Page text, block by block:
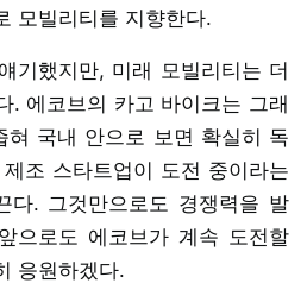
모빌리티를 지향한다.
기했지만, 미래 모빌리티는 더
. 에코브의 카고 바이크는 그래
혀 국내 안으로 보면 확실히 독
조 스타트업이 도전 중이라는
다. 그것만으로도 경쟁력을 발
으로도 에코브가 계속 도전할
응원하겠다.